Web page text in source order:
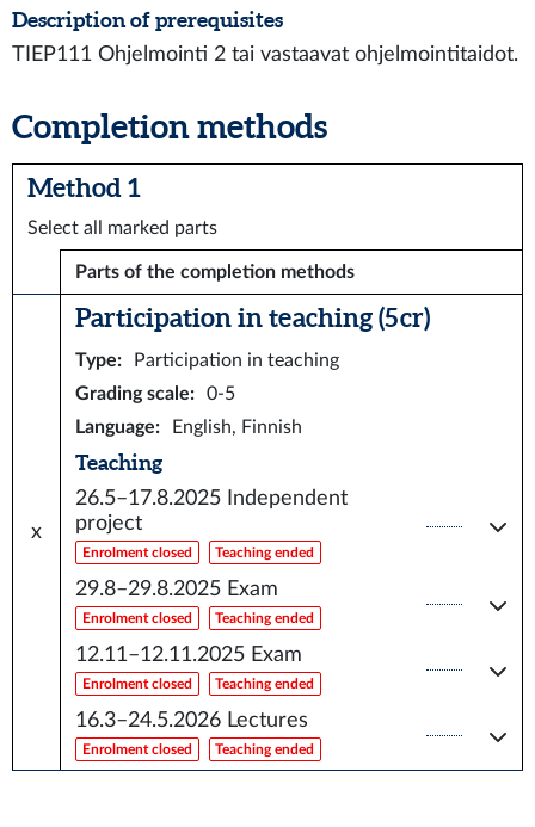
Description of prerequisites
TIEP111 Ohjelmointi 2 tai vastaavat ohjelmointitaidot.
Completion methods
Method 1
Select all marked parts
Parts of the completion methods
x
Participation in teaching (5 cr)
Type:
Participation in teaching
Grading scale:
0-5
Language: English, Finnish
Teaching
26.5–17.8.2025
Independent
project
Enrolment closed Teaching ended
29.8–29.8.2025 Exam
Enrolment closed Teaching ended
12.11–12.11.2025 Exam
Enrolment closed Teaching ended
16.3–24.5.2026 Lectures
Enrolment closed Teaching ended